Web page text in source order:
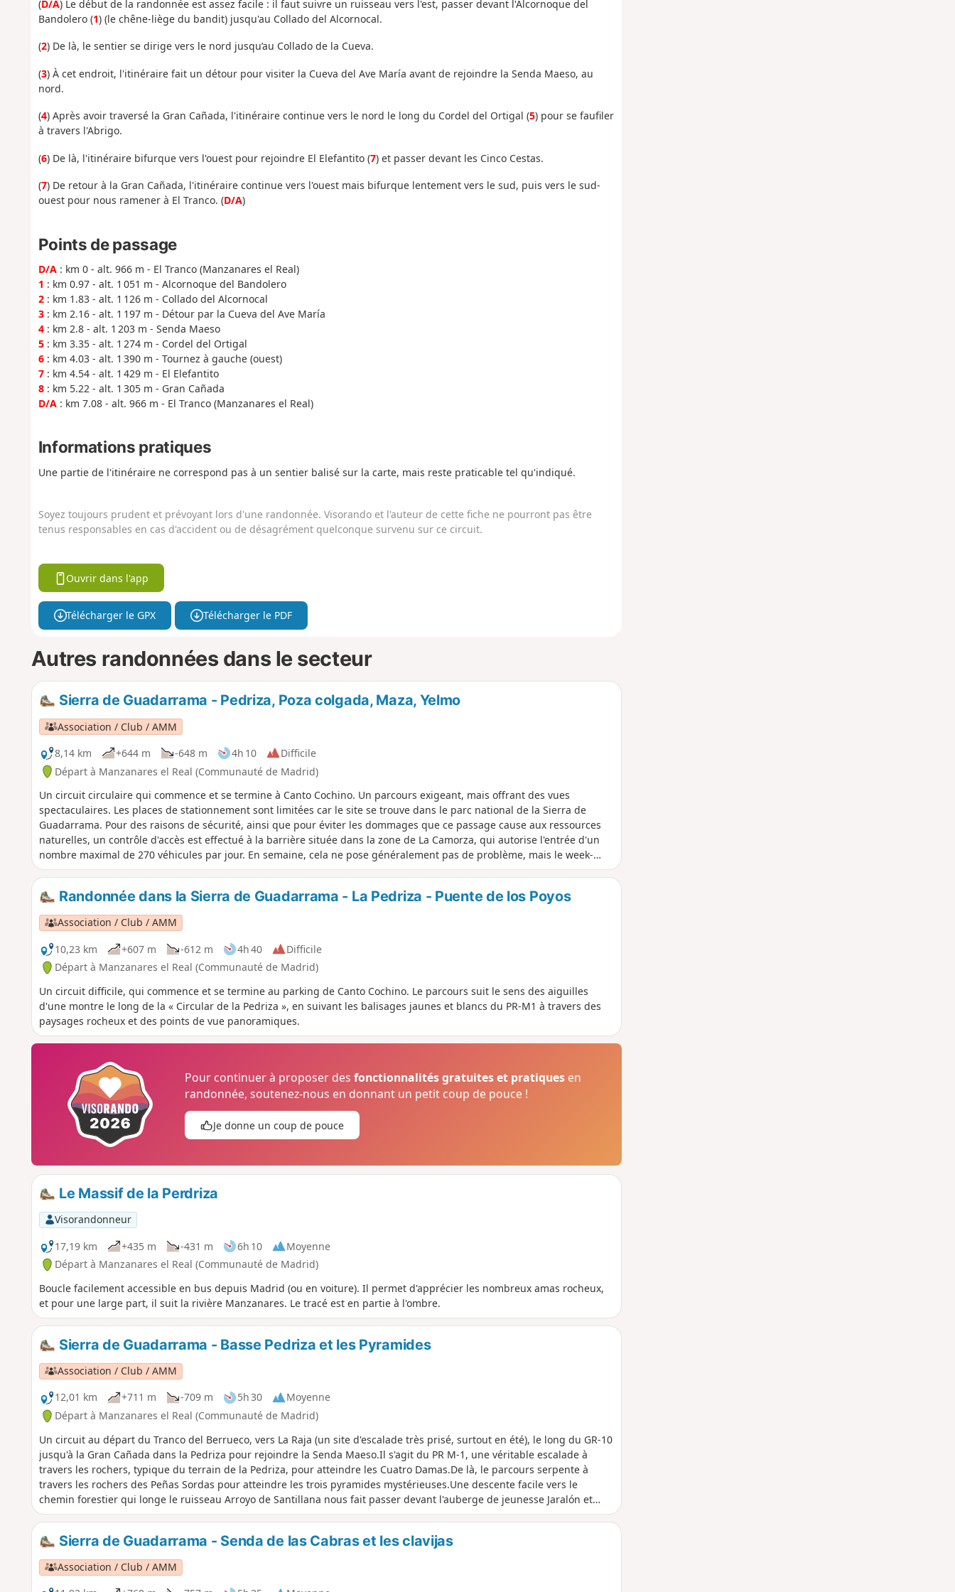
(D/A) Le début de la randonnée est assez facile : il faut suivre un ruisseau vers l'est, passer devant l'Alcornoque del
Bandolero (1) (le chêne-liège du bandit) jusqu'au Collado del Alcornocal.
(2) De là, le sentier se dirige vers le nord jusqu’au Collado de la Cueva.
(3) À cet endroit, l'itinéraire fait un détour pour visiter la Cueva del Ave María avant de rejoindre la Senda Maeso, au
nord.
(4) Après avoir traversé la Gran Cañada, l'itinéraire continue vers le nord le long du Cordel del Ortigal (5) pour se faufiler
à travers l'Abrigo.
(6) De là, l'itinéraire bifurque vers l'ouest pour rejoindre El Elefantito (7) et passer devant les Cinco Cestas.
(7) De retour à la Gran Cañada, l'itinéraire continue vers l'ouest mais bifurque lentement vers le sud, puis vers le sud-
ouest pour nous ramener à El Tranco. (D/A)
Points de passage
D/A: km 0 - alt. 966 m - El Tranco (Manzanares el Real)
1 : km 0.97 - alt. 1 051 m - Alcornoque del Bandolero
2: km 1.83 - alt. 1 126 m - Collado del Alcornocal
3: km 2.16 - alt. 1 197 m - Détour par la Cueva del Ave María
4: km 2.8 - alt. 1 203 m - Senda Maeso
5: km 3.35 - alt. 1 274 m - Cordel del Ortigal
6: km 4.03 - alt. 1 390 m - Tournez à gauche (ouest)
7: km 4.54 - alt. 1 429 m - El Elefantito
8: km 5.22 - alt. 1 305 m - Gran Cañada
D/A: km 7.08 - alt. 966 m - El Tranco (Manzanares el Real)
Informations pratiques
Une partie de l'itinéraire ne correspond pas à un sentier balisé sur la carte, mais reste praticable tel qu'indiqué.
Soyez toujours prudent et prévoyant lors d'une randonnée. Visorando et l'auteur de cette fiche ne pourront pas être
tenus responsables en cas d'accident ou de désagrément quelconque survenu sur ce circuit.
Ouvrir dans l'app
Télécharger le GPX Télécharger le PDF
Autres randonnées dans le secteur
Sierra de Guadarrama - Pedriza, Poza colgada, Maza, Yelmo
Association / Club / AMM
8,14 km
+644 m -648 m 4h 10
Difficile
Départ à Manzanares el Real (Communauté de Madrid)
Un circuit circulaire qui commence et se termine à Canto Cochino. Un parcours exigeant, mais offrant des vues
spectaculaires. Les places de stationnement sont limitées car le site se trouve dans le parc national de la Sierra de
Guadarrama. Pour des raisons de sécurité, ainsi que pour éviter les dommages que ce passage cause aux ressources
naturelles, un contrôle d'accès est effectué à la barrière située dans la zone de La Camorza, qui autorise l'entrée d'un
nombre maximal de 270 véhicules par jour. En semaine, cela ne pose généralement pas de problème, mais le week-
end, il est préférable d'arriver tôt.
Randonnée dans la Sierra de Guadarrama - La Pedriza - Puente de los Poyos
Association / Club / AMM
10,23 km
+607 m -612 m 4h 40
Difficile
Départ à Manzanares el Real (Communauté de Madrid)
Un circuit difficile, qui commence et se termine au parking de Canto Cochino. Le parcours suit le sens des aiguilles
d'une montre le long de la « Circular de la Pedriza », en suivant les balisages jaunes et blancs du PR-M1 à travers des
paysages rocheux et des points de vue panoramiques.
Pour continuer à proposer desfonctionnalités gratuites et pratiques en
randonnée, soutenez-nous en donnant un petit coup de pouce !
Je donne un coup de pouce
Le Massif de la Perdriza
Visorandonneur
17,19 km
+435 m -431 m 6h 10
Moyenne
Départ à Manzanares el Real (Communauté de Madrid)
Boucle facilement accessible en bus depuis Madrid (ou en voiture). Il permet d'apprécier les nombreux amas rocheux,
et pour une large part, il suit la rivière Manzanares. Le tracé est en partie à l'ombre.
Sierra de Guadarrama - Basse Pedriza et les Pyramides
Association / Club / AMM
12,01 km
+711 m -709 m 5h 30
Moyenne
Départ à Manzanares el Real (Communauté de Madrid)
Un circuit au départ du Tranco del Berrueco, vers La Raja (un site d'escalade très prisé, surtout en été), le long du GR-10
jusqu'à la Gran Cañada dans la Pedriza pour rejoindre la Senda Maeso.Il s'agit du PR M-1, une véritable escalade à
travers les rochers, typique du terrain de la Pedriza, pour atteindre les Cuatro Damas.De là, le parcours serpente à
travers les rochers des Peñas Sordas pour atteindre les trois pyramides mystérieuses.Une descente facile vers le
chemin forestier qui longe le ruisseau Arroyo de Santillana nous fait passer devant l'auberge de jeunesse Jaralón et
nous ramène à la voiture.
Sierra de Guadarrama - Senda de las Cabras et les clavijas
Association / Club / AMM